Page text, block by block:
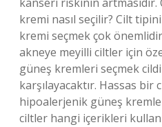
kremi nasıl seçilir? Cilt
kremi seçmek çok
akneye meyilli ciltler için
güneş kremleri seçmek
karşılayacaktır. Hassas
hipoalerjenik güneş
ciltler hangi içerikleri